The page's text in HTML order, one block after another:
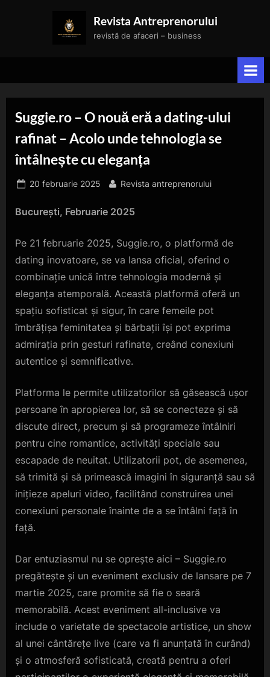
Revista Antreprenorului
revistă de afaceri – business
Suggie.ro – O nouă eră a dating-ului
rafinat – Acolo unde tehnologia se
întâlnește cu eleganța
Posted
20 februarie 2025 By
Revista antreprenorului
București, Februarie 2025
Pe 21 februarie 2025, Suggie.ro, o platformă de
dating inovatoare, se va lansa oficial, oferind o
combinație unică între tehnologia modernă și
eleganța atemporală. Această platformă oferă un
spațiu sofisticat și sigur, în care femeile pot
îmbrățișa feminitatea și bărbații își pot exprima
admirația prin gesturi rafinate, creând conexiuni
autentice și semnificative.
Platforma le permite utilizatorilor să găsească ușor
persoane în apropierea lor, să se conecteze și să
discute direct, precum și să programeze întâlniri
pentru cine romantice, activități speciale sau
escapade de neuitat. Utilizatorii pot, de asemenea,
să trimită și să primească imagini în siguranță sau să
inițieze apeluri video, facilitând construirea unei
conexiuni personale înainte de a se întâlni față în
față.
Dar entuziasmul nu se oprește aici – Suggie.ro
pregătește și un eveniment exclusiv de lansare pe 7
martie 2025, care promite să fie o seară
memorabilă. Acest eveniment all-inclusive va
include o varietate de spectacole artistice, un show
al unei cântărețe live (care va fi anunțată în curând)
și o atmosferă sofisticată, creată pentru a oferi